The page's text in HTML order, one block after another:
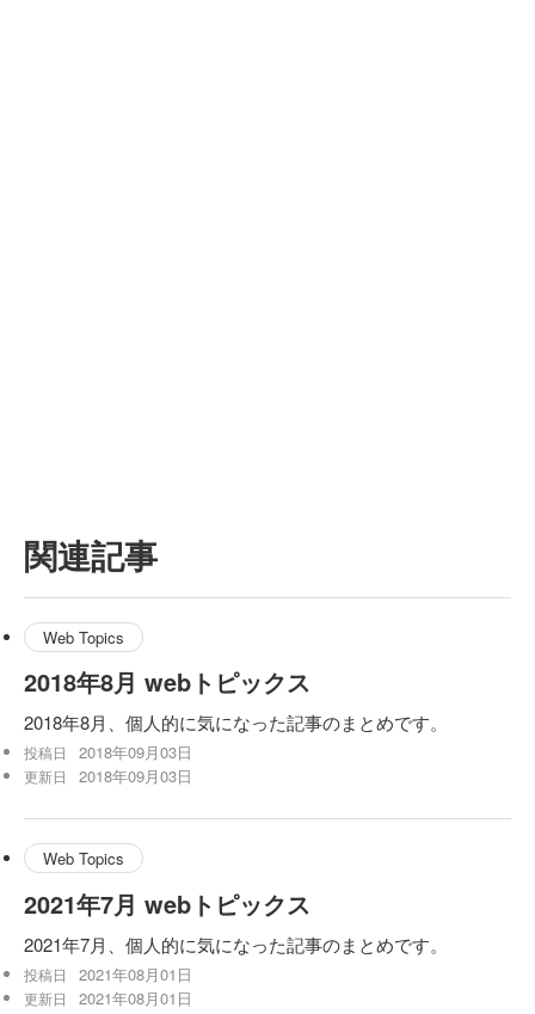
関連記事
Web Topics
2018年8月 webトピックス
2018年8月、個人的に気になった記事のまとめです。
投稿日 2018年09月03日
更新日 2018年09月03日
Web Topics
2021年7月 webトピックス
2021年7月、個人的に気になった記事のまとめです。
投稿日 2021年08月01日
更新日 2021年08月01日